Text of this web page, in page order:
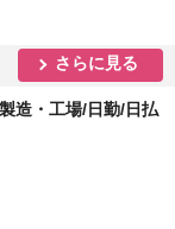
さらに見る
造・工場/日勤/日払